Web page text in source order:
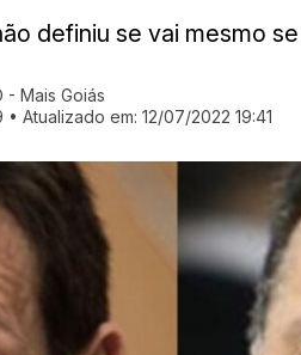
definiu se vai mesmo
- Mais Goiás
• Atualizado em: 12/07/2022 19:41